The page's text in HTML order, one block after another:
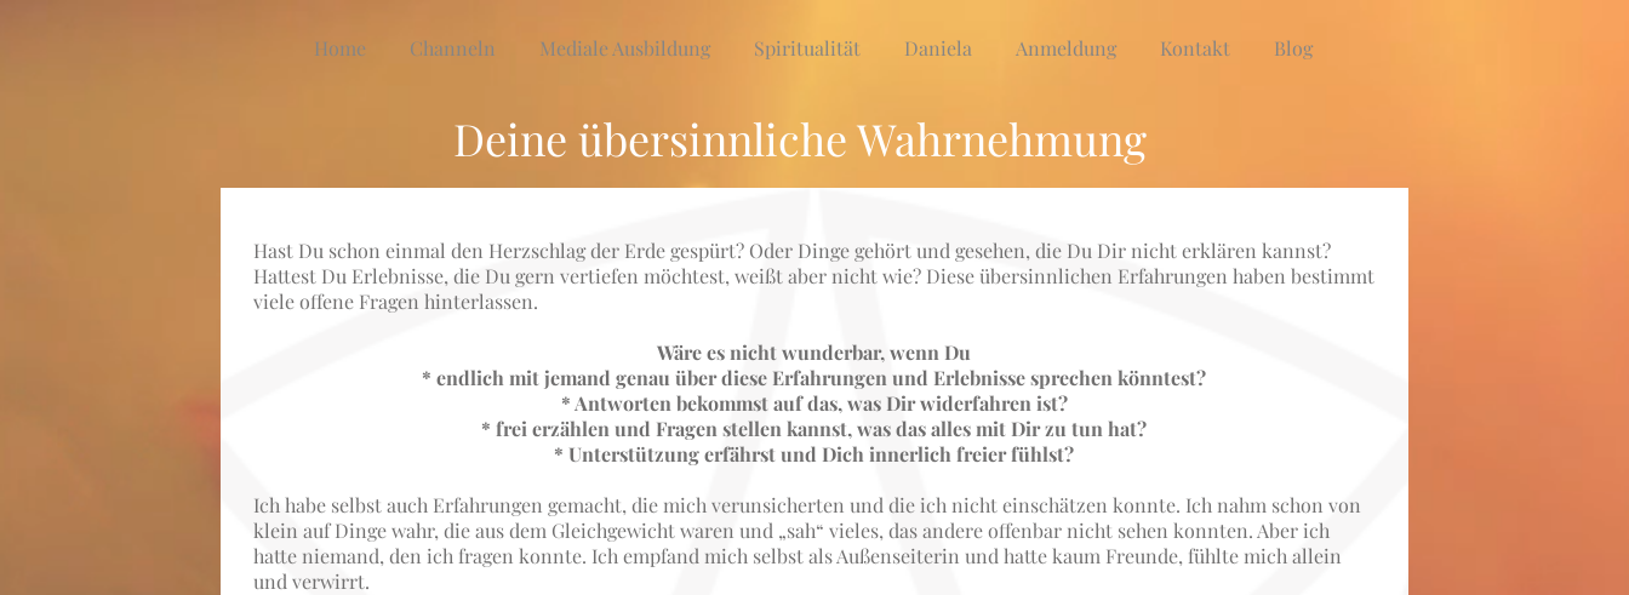
Home Channeln Mediale Ausbildung Spiritualität Daniela Anmeldung Kontakt Blog
Deine übersinnliche Wahrnehmung
Hast Du schon einmal den Herzschlag der Erde gespürt? Oder Dinge gehört und gesehen, die Du Dir nicht erklären kannst?
Hattest Du Erlebnisse, die Du gern vertiefen möchtest, weißt aber nicht wie? Diese übersinnlichen Erfahrungen haben bestimmt
viele offene Fragen hinterlassen.
Wäre es nicht wunderbar, wenn Du
* endlich mit jemand genau über diese Erfahrungen und Erlebnisse sprechen könntest?
* Antworten bekommst auf das, was Dir widerfahren ist?
* frei erzählen und Fragen stellen kannst, was das alles mit Dir zu tun hat?
* Unterstützung erfährst und Dich innerlich freier fühlst?
Ich habe selbst auch Erfahrungen gemacht, die mich verunsicherten und die ich nicht einschätzen konnte. Ich nahm schon von
klein auf Dinge wahr, die aus dem Gleichgewicht waren und „sah“ vieles, das andere offenbar nicht sehen konnten. Aber ich
hatte niemand, den ich fragen konnte. Ich empfand mich selbst als Außenseiterin und hatte kaum Freunde, fühlte mich allein
und verwirrt.